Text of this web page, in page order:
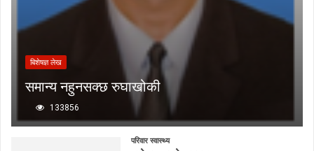
बिशेषज्ञ लेख
समान्य नहुनसक्छ रुघाखोकी
133856
परिवार स्वास्थ्य